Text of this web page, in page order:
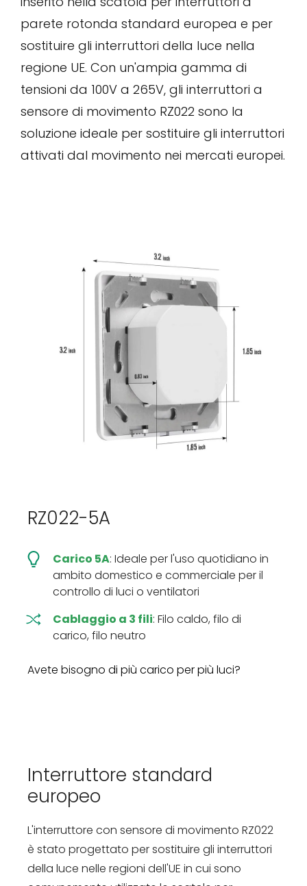
parete rotonda standard europea e per
sostituire gli interruttori della luce nella
regione UE. Con un'ampia gamma di
tensioni da 100V a 265V, gli interruttori a
sensore di movimento RZ022 sono la
soluzione ideale per sostituire gli interruttori
attivati dal movimento nei mercati europei.
RZ022-5A
Carico 5A: Ideale per l'uso quotidiano in
ambito domestico e commerciale per il
controllo di luci o ventilatori
Cablaggio a 3 fili: Filo caldo, filo di
carico, filo neutro
Avete bisogno di più carico per più luci?
Interruttore standard
europeo
L'interruttore con sensore di movimento RZ022
è stato progettato per sostituire gli interruttori
della luce nelle regioni dell'UE in cui sono